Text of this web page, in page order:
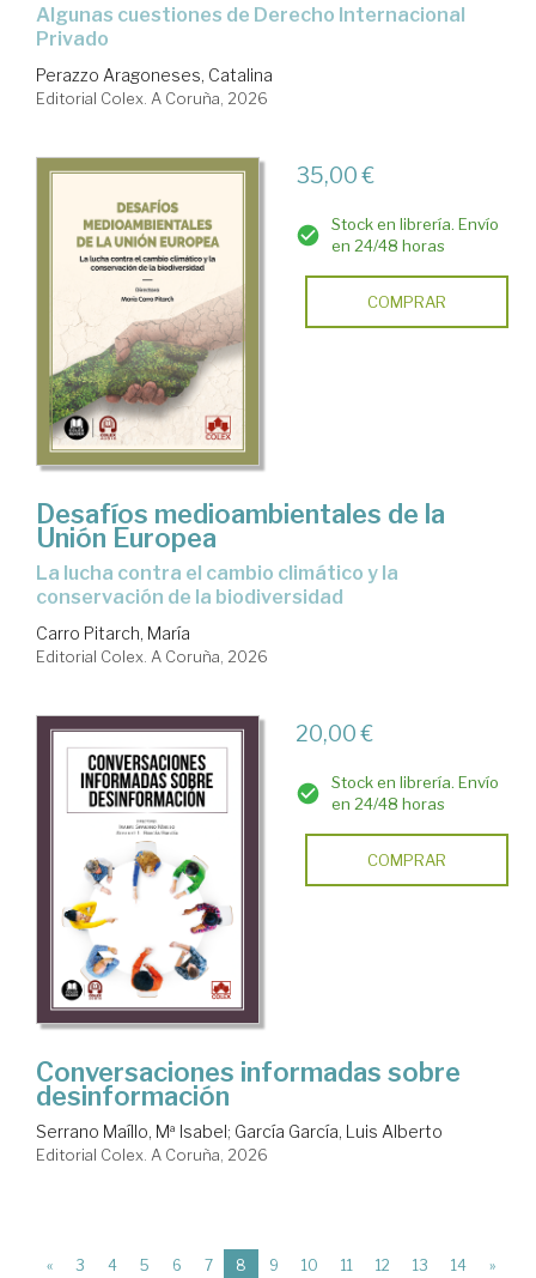
Algunas cuestiones de Derecho Internacional
Privado
Perazzo Aragoneses, Catalina
Editorial Colex. A Coruña, 2026
35,00 €
Stock en librería. Envío
en 24/48 horas
COMPRAR
Desafíos medioambientales de la
Unión Europea
La lucha contra el cambio climático y la
conservación de la biodiversidad
Carro Pitarch, María
Editorial Colex. A Coruña, 2026
20,00 €
Stock en librería. Envío
en 24/48 horas
COMPRAR
Conversaciones informadas sobre
desinformación
Serrano Maíllo, Mª Isabel; García García, Luis Alberto
Editorial Colex. A Coruña, 2026
« 3 4 5 6 7 8 (current)
9 10 11 12 13 14 »